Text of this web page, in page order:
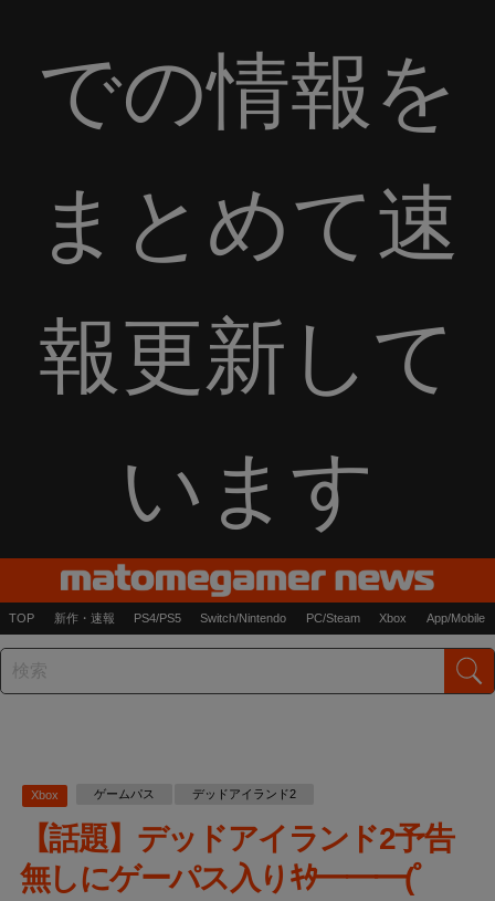
での情報を
まとめて速
報更新して
います
TOP 新作・速報 PS4/PS5 Switch/Nintendo PC/Steam Xbox App/Mobile
Xbox ゲームパス デッドアイランド2
【話題】デッドアイランド2予告
無しにゲーパス入りｷﾀ━━━(ﾟ